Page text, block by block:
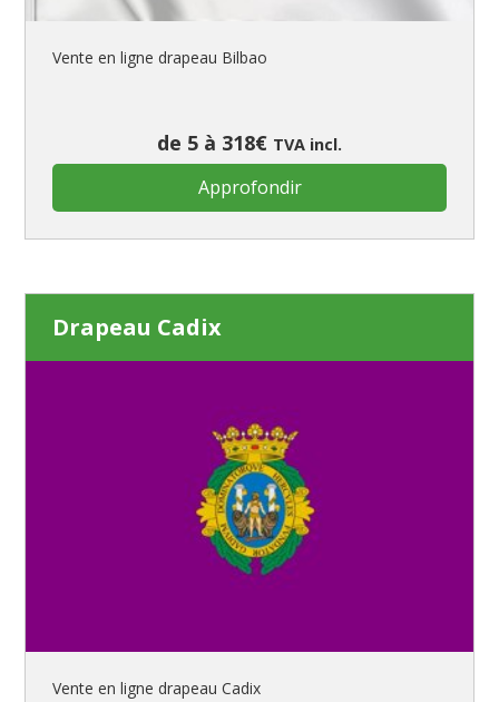
Vente en ligne drapeau Bilbao
de 5 à 318€ TVA incl.
Approfondir
Drapeau Cadix
Vente en ligne drapeau Cadix